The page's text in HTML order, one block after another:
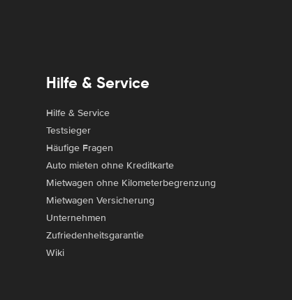
Hilfe & Service
Hilfe & Service
Testsieger
Häufige Fragen
Auto mieten ohne Kreditkarte
Mietwagen ohne Kilometerbegrenzung
Mietwagen Versicherung
Unternehmen
Zufriedenheitsgarantie
Wiki